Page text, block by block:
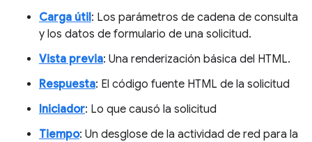
Carga útil: Los parámetros de cadena de consulta
y los datos de formulario de una solicitud.
Vista previa: Una renderización básica del HTML.
Respuesta: El código fuente HTML de la solicitud
Iniciador: Lo que causó la solicitud
Tiempo: Un desglose de la actividad de red para la